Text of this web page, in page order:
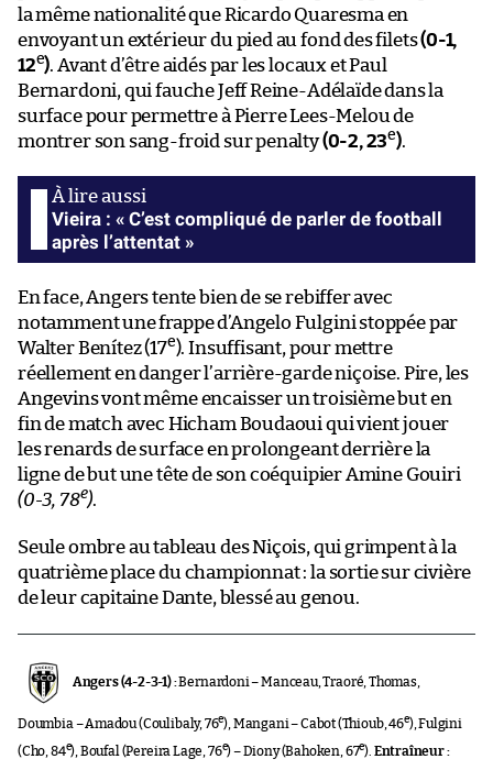
la même nationalité que Ricardo Quaresma en
envoyant un extérieur du pied au fond des filets(0-1,
12e). Avant d’être aidés par les locaux et Paul
Bernardoni, qui fauche Jeff Reine-Adélaïde dans la
surface pour permettre à Pierre Lees-Melou de
montrer son sang-froid sur penalty(0-2, 23e).
Vieira : « C’est compliqué de parler de football
après l’attentat »
En face, Angers tente bien de se rebiffer avec
notamment une frappe d’Angelo Fulgini stoppée par
Walter Benítez (17e). Insuffisant, pour mettre
réellement en danger l’arrière-garde niçoise. Pire, les
Angevins vont même encaisser un troisième but en
fin de match avec Hicham Boudaoui qui vient jouer
les renards de surface en prolongeant derrière la
ligne de but une tête de son coéquipier Amine Gouiri
(0-3, 78e).
Seule ombre au tableau des Niçois, qui grimpent à la
quatrième place du championnat : la sortie sur civière
de leur capitaine Dante, blessé au genou.
Angers (4-2-3-1) :Bernardoni – Manceau, Traoré, Thomas,
Doumbia – Amadou (Coulibaly, 76e), Mangani – Cabot (Thioub, 46e), Fulgini
(Cho, 84e), Boufal (Pereira Lage, 76e) – Diony (Bahoken, 67e). Entraîneur :